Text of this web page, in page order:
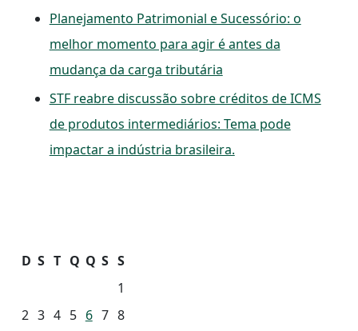
Planejamento Patrimonial e Sucessório: o
melhor momento para agir é antes da
mudança da carga tributária
STF reabre discussão sobre créditos de ICMS
de produtos intermediários: Tema pode
impactar a indústria brasileira.
D S T Q Q S S
1
2 3 4 5 6 7 8